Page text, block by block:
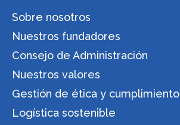
Sobre nosotros
Nuestros fundadores
Consejo de Administración
Nuestros valores
Gestión de ética y cumplimiento
Logística sostenible